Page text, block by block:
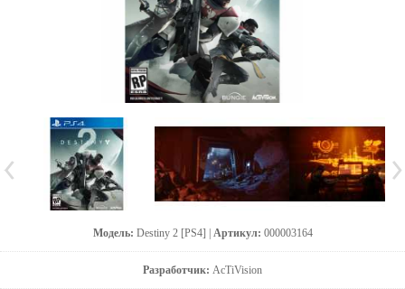
Модель: Destiny 2 [PS4] | Артикул: 000003164
Разработчик: AcTiVision